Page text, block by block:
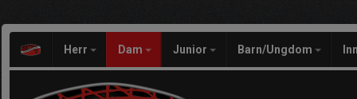
Herr Dam Junior Barn/Ungdom